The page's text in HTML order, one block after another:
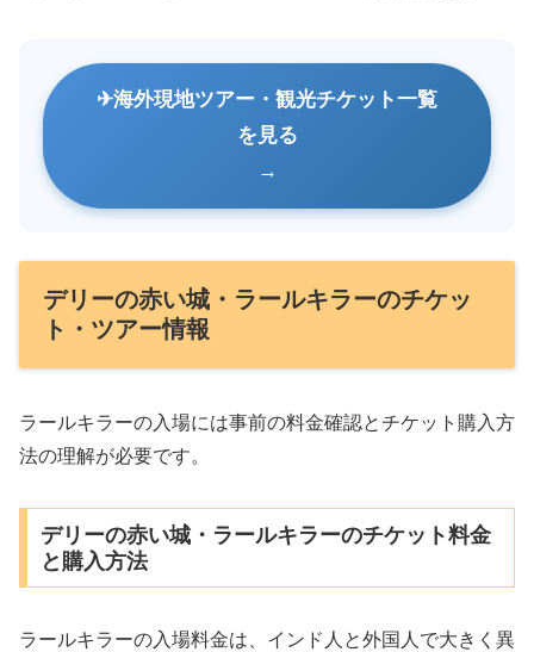
海外現地ツアー・観光チケット一覧
を見る
デリーの赤い城・ラールキラーのチケッ
ト・ツアー情報
ラールキラーの入場には事前の料金確認とチケット購入方
法の理解が必要です。
デリーの赤い城・ラールキラーのチケット料金
と購入方法
ラールキラーの入場料金は、インド人と外国人で大きく異